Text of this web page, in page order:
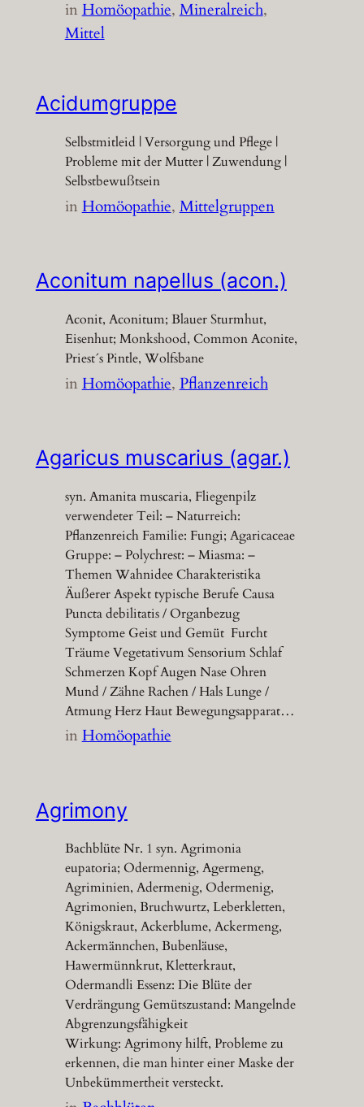
inHomöopathie, Mineralreich
Mittel
Acidumgruppe
Selbstmitleid | Versorgung und Pflege |
Probleme mit der Mutter | Zuwendung |
Selbstbewußtsein
inHomöopathie, Mittelgruppen
Aconitum napellus (acon.)
Aconit, Aconitum; Blauer Sturmhut,
Eisenhut; Monkshood, Common Aconite,
Priest´s Pintle, Wolfsbane
inHomöopathie, Pflanzenreich
Agaricus muscarius (agar.)
syn. Amanita muscaria, Fliegenpilz
verwendeter Teil: – Naturreich:
Pflanzenreich Familie: Fungi; Agaricaceae
Gruppe: – Polychrest: – Miasma: –
Themen Wahnidee Charakteristika
Äußerer Aspekt typische Berufe Causa
Puncta debilitatis / Organbezug
Symptome Geist und Gemüt Furcht
Träume Vegetativum Sensorium Schlaf
Schmerzen Kopf Augen Nase Ohren
Mund / Zähne Rachen / Hals Lunge /
Atmung Herz Haut Bewegungsapparat…
inHomöopathie
Agrimony
Bachblüte Nr. 1 syn. Agrimonia
eupatoria; Odermennig, Agermeng,
Agriminien, Adermenig, Odermenig,
Agrimonien, Bruchwurtz, Leberkletten,
Königskraut, Ackerblume, Ackermeng,
Ackermännchen, Bubenläuse,
Hawermünnkrut, Kletterkraut,
Odermandli Essenz: Die Blüte der
Verdrängung Gemütszustand: Mangelnde
Abgrenzungsfähigkeit
Wirkung: Agrimony hilft, Probleme zu
erkennen, die man hinter einer Maske der
Unbekümmertheit versteckt.